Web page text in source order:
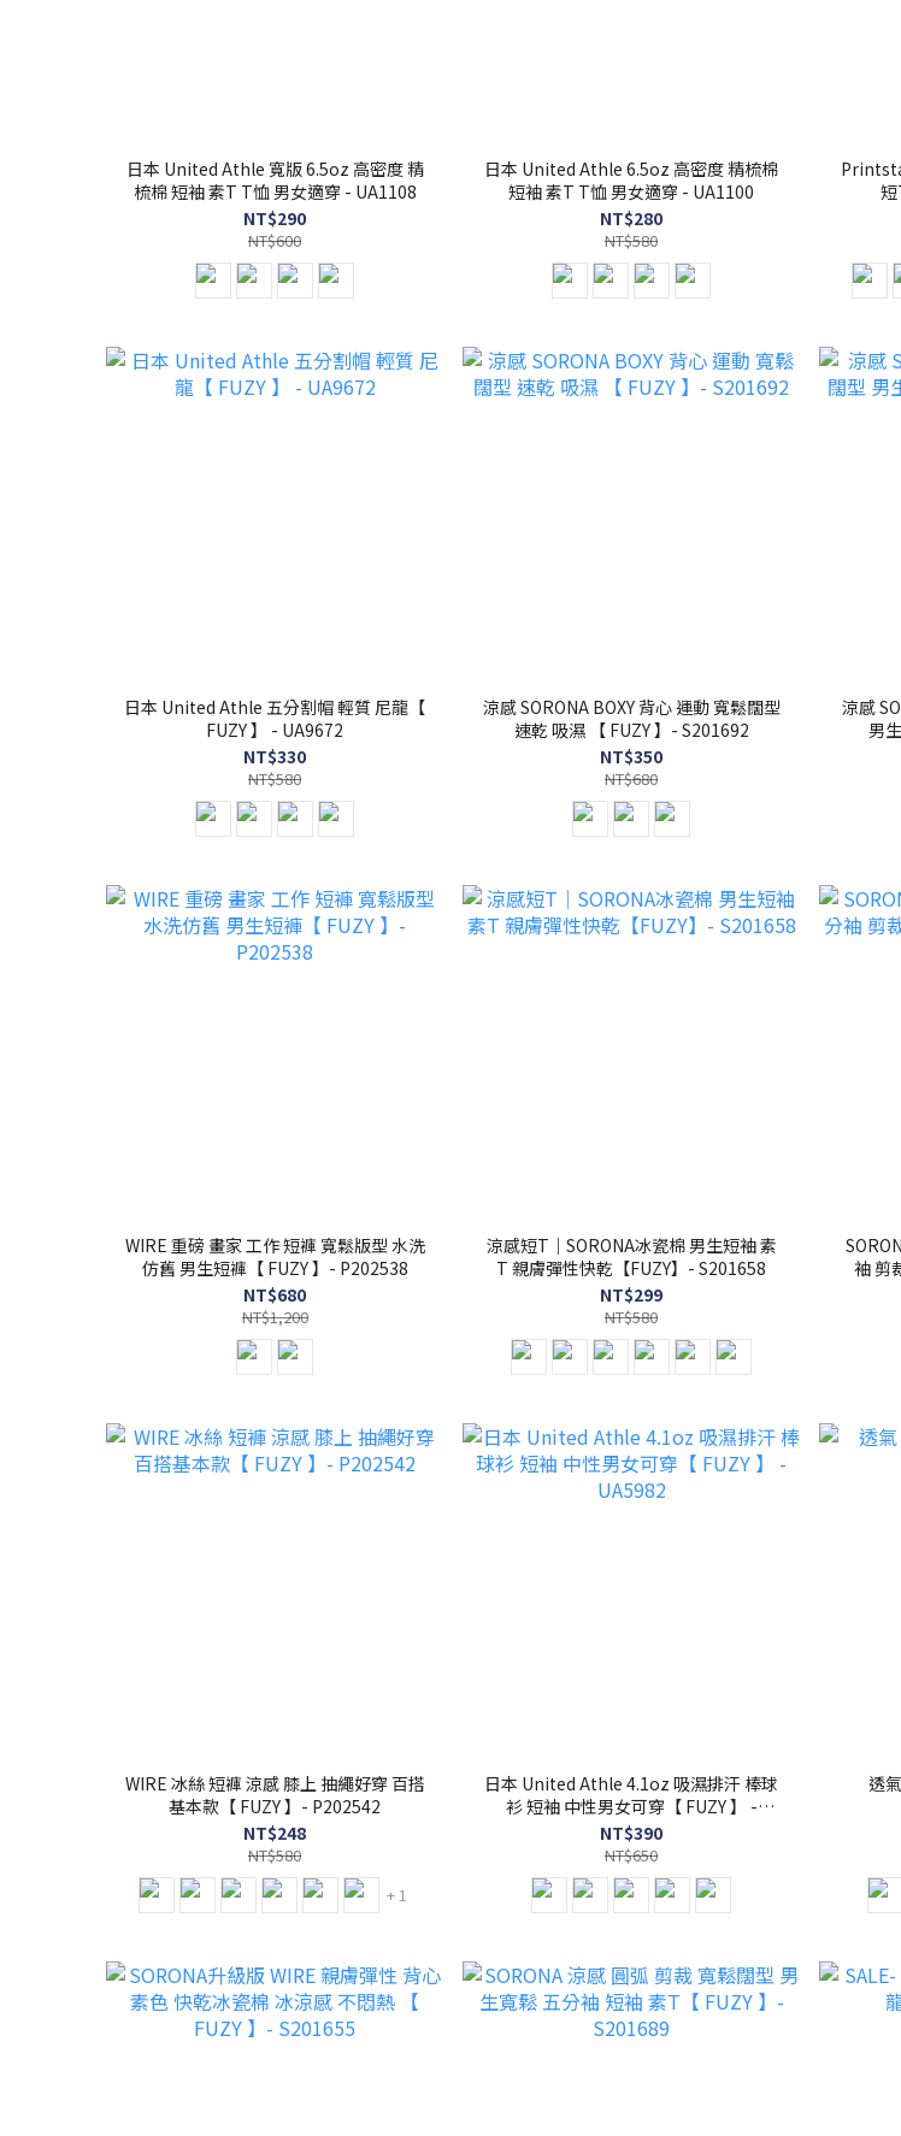
日本 United Athle 寬版 6.5oz 高密度 精
梳棉 短袖 素T T恤 男女適穿 - UA1108
NT$290
NT$600
日本 United Athle 6.5oz 高密度 精梳棉
短袖 素T T恤 男女適穿 - UA1100
NT$280
NT$580
日本 United Athle 五分割帽 輕質 尼龍【
FUZY 】 - UA9672
NT$330
NT$580
涼感 SORONA BOXY 背心 運動 寬鬆闊型
速乾 吸濕 【 FUZY 】- S201692
NT$350
NT$680
涼感
男
WIRE 重磅 畫家 工作 短褲 寬鬆版型 水洗
仿舊 男生短褲【 FUZY 】- P202538
NT$680
NT$1,200
涼感短T｜SORONA冰瓷棉 男生短袖 素
T 親膚彈性快乾【FUZY】- S201658
NT$299
NT$580
袖 剪
WIRE 冰絲 短褲 涼感 膝上 抽繩好穿 百搭
基本款【 FUZY 】- P202542
NT$248
NT$580
+ 1
日本 United Athle 4.1oz 吸濕排汗 棒球
衫 短袖 中性男女可穿【 FUZY 】 -
UA5982
NT$390
NT$650
透